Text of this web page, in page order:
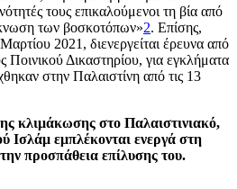
τους επικαλούμενοι τη βία από
των βοσκοτόπων»2. Επίσης,
2021, διενεργείται έρευνα από
Ποινικού Δικαστηρίου, για εγκλήματα
στην Παλαιστίνη από τις 13
κλιμάκωσης στο Παλαιστινιακό,
Ισλάμ εμπλέκονται ενεργά στη
προσπάθεια επίλυσης του.